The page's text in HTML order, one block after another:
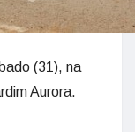
(31), na
Aurora.